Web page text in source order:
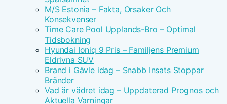
M/S Estonia – Fakta, Orsaker Och
Konsekvenser
Time Care Pool Upplands-Bro – Optimal
Tidsbokning
Hyundai Ioniq 9 Pris – Familjens Premium
Eldrivna SUV
Brand i Gävle idag – Snabb Insats Stoppar
Bränder
Vad är vädret idag – Uppdaterad Prognos och
Aktuella Varningar